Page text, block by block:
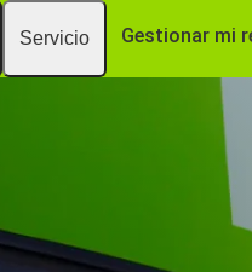
Servicio Gestionar mi